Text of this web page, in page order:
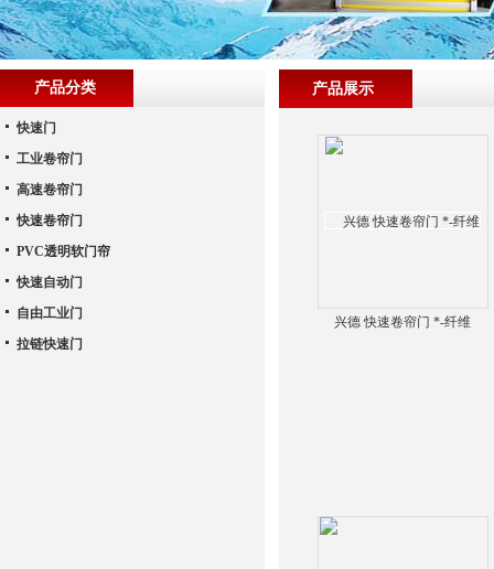
产品展示
兴德 快速卷帘门 *-纤维
产品分类
快速门
工业卷帘门
高速卷帘门
快速卷帘门
PVC透明软门帘
快速自动门
自由工业门
拉链快速门